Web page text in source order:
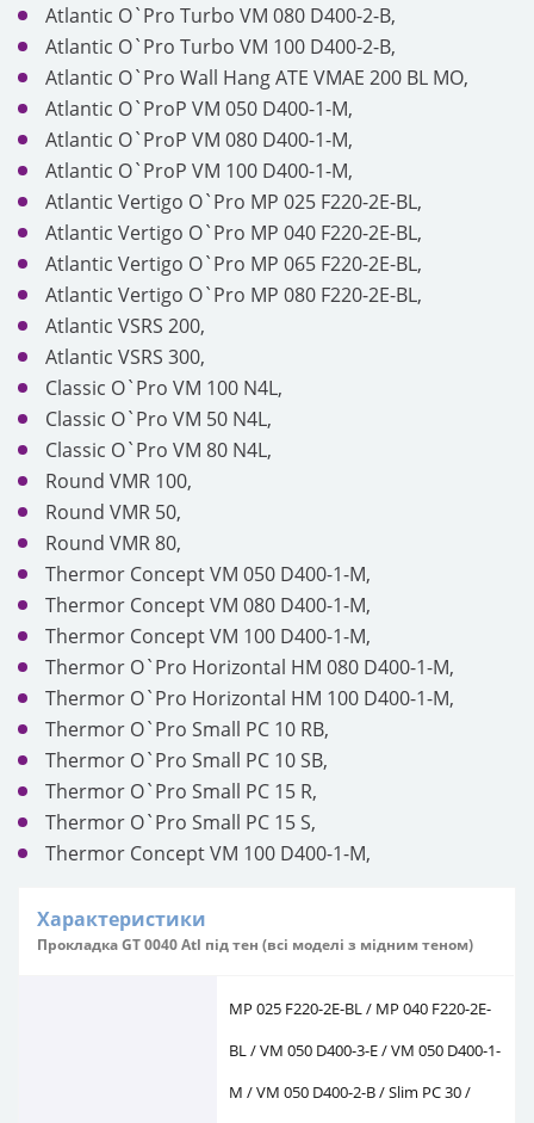
Atlantic O`Pro Turbo VM 080 D400-2-B,
Atlantic O`Pro Turbo VM 100 D400-2-B,
Atlantic O`Pro Wall Hang ATE VMAE 200 BL MO,
Atlantic O`ProP VM 050 D400-1-M,
Atlantic O`ProP VM 080 D400-1-M,
Atlantic O`ProP VM 100 D400-1-M,
Atlantic Vertigo O`Pro MP 025 F220-2E-BL,
Atlantic Vertigo O`Pro MP 040 F220-2E-BL,
Atlantic Vertigo O`Pro MP 065 F220-2E-BL,
Atlantic Vertigo O`Pro MP 080 F220-2E-BL,
Atlantic VSRS 200,
Atlantic VSRS 300,
Classic O`Pro VM 100 N4L,
Classic O`Pro VM 50 N4L,
Classic O`Pro VM 80 N4L,
Round VMR 100,
Round VMR 50,
Round VMR 80,
Thermor Concept VM 050 D400-1-M,
Thermor Concept VM 080 D400-1-M,
Thermor Concept VM 100 D400-1-M,
Thermor O`Pro Horizontal HM 080 D400-1-M,
Thermor O`Pro Horizontal HM 100 D400-1-M,
Thermor O`Pro Small PC 10 RB,
Thermor O`Pro Small PC 10 SB,
Thermor O`Pro Small PC 15 R,
Thermor O`Pro Small PC 15 S,
Thermor Concept VM 100 D400-1-M,
Характеристики
Прокладка GT 0040 Atl під тен (всі моделі з мідним теном)
MP 025 F220-2E-BL / MP 040 F220-2E-
BL / VM 050 D400-3-E / VM 050 D400-1-
M / VM 050 D400-2-B / Slim PC 30 /